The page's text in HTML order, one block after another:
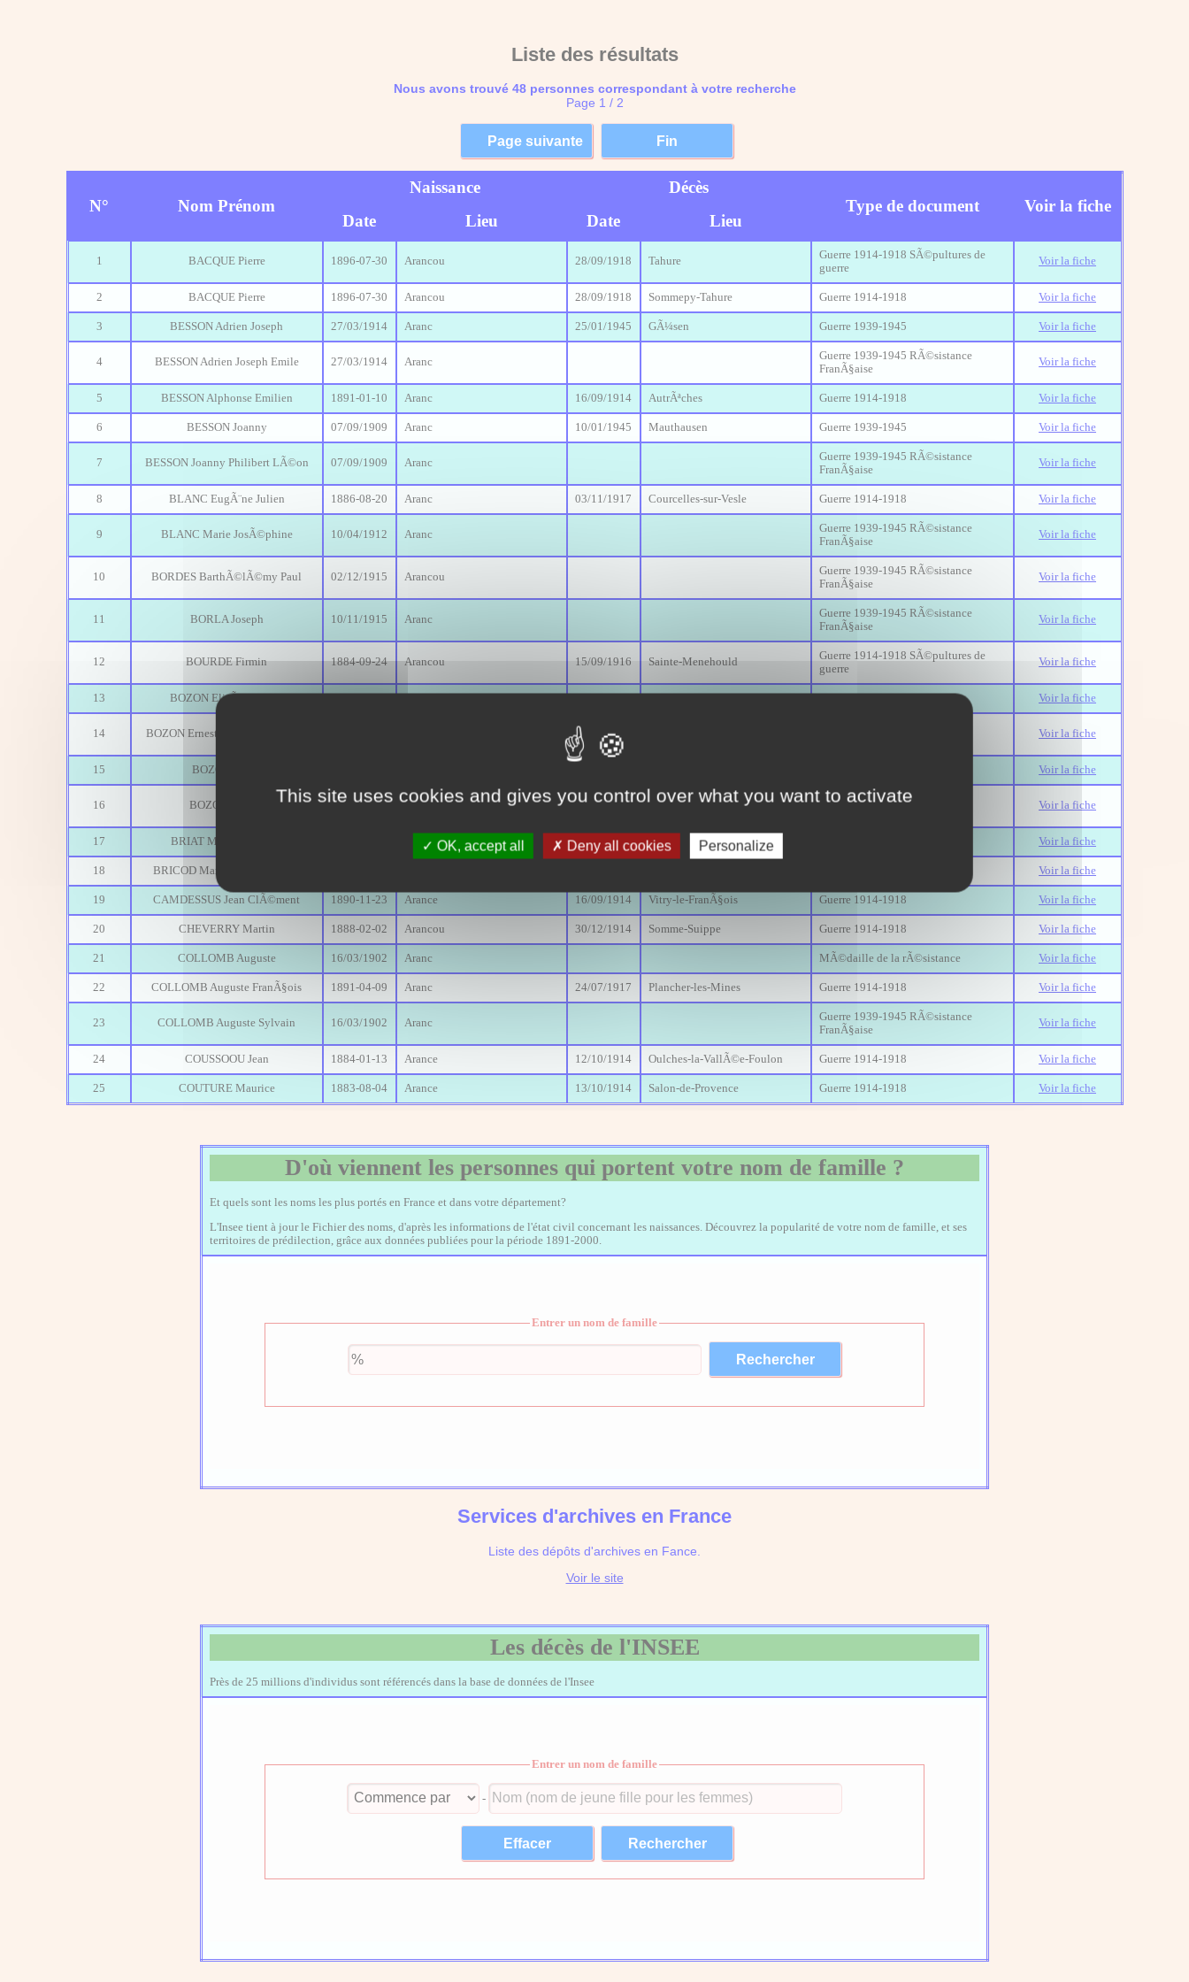
Liste des résultats
Nous avons trouvé 48 personnes correspondant à votre recherche
Page 1 / 2
N° Nom Prénom
Naissance
Décès
Type de document
Voir la fiche
Date
Lieu Date Lieu
1 BACQUE Pierre 1896-07-30 Arancou 28/09/1918 Tahure
Guerre 1914-1918 SÃ©pultures de
guerre
Voir la fiche
2 BACQUE Pierre 1896-07-30 Arancou 28/09/1918 Sommepy-Tahure Guerre 1914-1918 Voir la fiche
3 BESSON Adrien Joseph 27/03/1914 Aranc 25/01/1945 GÃ¼sen Guerre 1939-1945 Voir la fiche
4 BESSON Adrien Joseph Emile 27/03/1914 Aranc
Guerre 1939-1945 RÃ©sistance
FranÃ§aise
Voir la fiche
5 BESSON Alphonse Emilien 1891-01-10 Aranc 16/09/1914 AutrÃªches Guerre 1914-1918 Voir la fiche
6 BESSON Joanny 07/09/1909 Aranc 10/01/1945 Mauthausen Guerre 1939-1945 Voir la fiche
7 BESSON Joanny Philibert LÃ©on 07/09/1909 Aranc
Guerre 1939-1945 RÃ©sistance
FranÃ§aise
Voir la fiche
8 BLANC EugÃ¨ne Julien 1886-08-20 Aranc 03/11/1917 Courcelles-sur-Vesle Guerre 1914-1918 Voir la fiche
9 BLANC Marie JosÃ©phine 10/04/1912 Aranc
Guerre 1939-1945 RÃ©sistance
FranÃ§aise
Voir la fiche
10 BORDES BarthÃ©lÃ©my Paul 02/12/1915 Arancou
Guerre 1939-1945 RÃ©sistance
FranÃ§aise
Voir la fiche
11 BORLA Joseph 10/11/1915 Aranc
Guerre 1939-1945 RÃ©sistance
FranÃ§aise
Voir la fiche
12 BOURDE Firmin 1884-09-24 Arancou 15/09/1916 Sainte-Menehould
Guerre 1914-1918 SÃ©pultures de
guerre
Voir la fiche
13 BOZON ElisÃ© Marius Voir la fiche
14 BOZON Ernest AimÃ© Alexandre Voir la fiche
15 BOZON Louis Voir la fiche
16 BOZON Marius 20/06/1906 Aranc
Guerre 1939-1945 RÃ©sistance
Voir la fiche
17 BRIAT Marius Auguste Aranc 18/10/1918 Meaux Voir la fiche
18 BRICOD Marie Louis Philippe Voir la fiche
19 CAMDESSUS Jean ClÃ©ment 1890-11-23 Arance 16/09/1914 Vitry-le-FranÃ§ois Guerre 1914-1918 Voir la fiche
20 CHEVERRY Martin 1888-02-02 Arancou 30/12/1914 Somme-Suippe Guerre 1914-1918 Voir la fiche
21 COLLOMB Auguste 16/03/1902 Aranc MÃ©daille de la rÃ©sistance Voir la fiche
22 COLLOMB Auguste FranÃ§ois 1891-04-09 Aranc 24/07/1917 Plancher-les-Mines Guerre 1914-1918 Voir la fiche
23 COLLOMB Auguste Sylvain 16/03/1902 Aranc
Guerre 1939-1945 RÃ©sistance
FranÃ§aise
Voir la fiche
24 COUSSOOU Jean 1884-01-13 Arance 12/10/1914 Oulches-la-VallÃ©e-Foulon Guerre 1914-1918 Voir la fiche
25 COUTURE Maurice 1883-08-04 Arance 13/10/1914 Salon-de-Provence Guerre 1914-1918 Voir la fiche
D'où viennent les personnes qui portent votre nom de famille ?
Et quels sont les noms les plus portés en France et dans votre département?
L'Insee tient à jour le Fichier des noms, d'après les informations de l'état civil concernant les naissances. Découvrez la popularité de votre nom de famille, et ses
territoires de prédilection, grâce aux données publiées pour la période 1891-2000.
Entrer un nom de famille
Services d'archives en France
Liste des dépôts d'archives en Fance.
Voir le site
Les décès de l'INSEE
Près de 25 millions d'individus sont référencés dans la base de données de l'Insee
Entrer un nom de famille
-
This site uses cookies and gives you control over what you want to activate
OK, accept all Deny all cookies Personalize